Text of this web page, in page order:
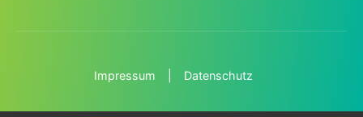
Impressum Datenschutz